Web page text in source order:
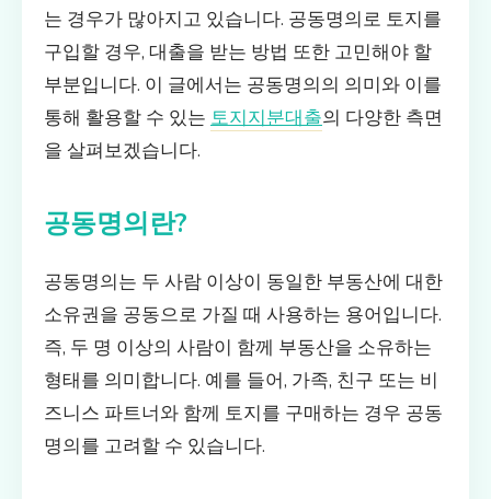
는 경우가 많아지고 있습니다. 공동명의로 토지를
구입할 경우, 대출을 받는 방법 또한 고민해야 할
부분입니다. 이 글에서는 공동명의의 의미와 이를
통해 활용할 수 있는 토지지분대출의 다양한 측면
을 살펴보겠습니다.
공동명의란?
공동명의는 두 사람 이상이 동일한 부동산에 대한
소유권을 공동으로 가질 때 사용하는 용어입니다.
즉, 두 명 이상의 사람이 함께 부동산을 소유하는
형태를 의미합니다. 예를 들어, 가족, 친구 또는 비
즈니스 파트너와 함께 토지를 구매하는 경우 공동
명의를 고려할 수 있습니다.